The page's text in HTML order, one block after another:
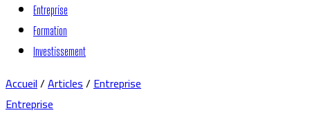
Entreprise
Formation
Investissement
Accueil/Articles/Entreprise
Entreprise